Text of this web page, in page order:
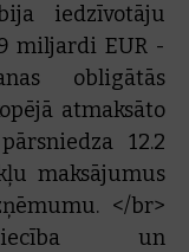
iedzīvotāju
miljardi EUR -
obligātās
atmaksāto
12.2
maksājumus
</br>
un